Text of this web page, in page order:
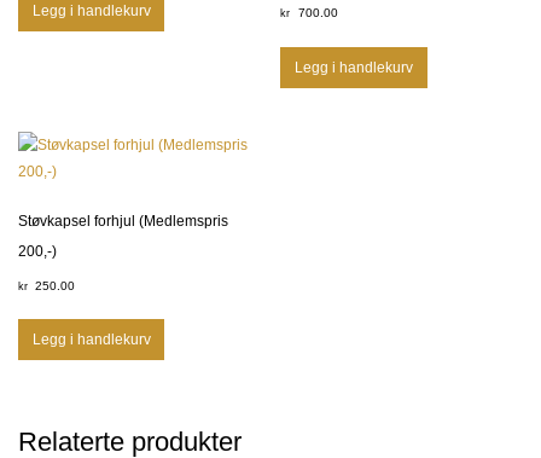
Legg i handlekurv kr 700.00
Legg i handlekurv
Støvkapsel forhjul (Medlemspris
200,-)
kr 250.00
Legg i handlekurv
Relaterte produkter